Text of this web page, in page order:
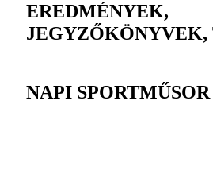
EREDMÉNYEK,
NAPI SPORTMŰSOR